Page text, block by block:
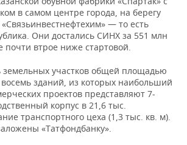
в самом центре города, на берегу
— то есть
Они достались СИНХ за 551 млн
втрое ниже стартовой.
земельных участков общей площадью
зданий, из которых наибольший
проектов представляют 7-
корпус в 21,6 тыс.
транспортного цеха (1,3 тыс. кв. м).
«Татфондбанку».